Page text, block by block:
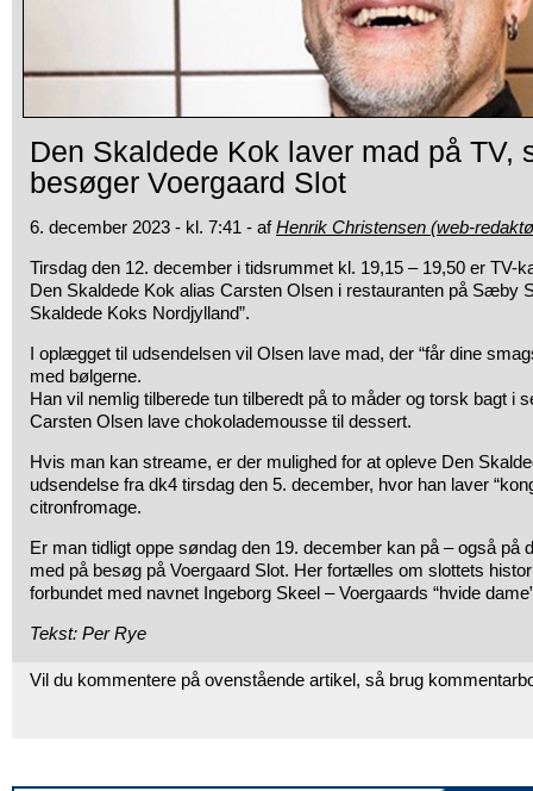
Den Skaldede Kok laver mad på TV,
besøger Voergaard Slot
6. december 2023 - kl. 7:41 - afHenrik Christensen (web-
Tirsdag den 12. december i tidsrummet kl. 19,15 – 19,50 er TV-
Den Skaldede Kok alias Carsten Olsen i restauranten på Sæby
Skaldede Koks Nordjylland”.
I oplægget til udsendelsen vil Olsen lave mad, der “får dine
med bølgerne.
Han vil nemlig tilberede tun tilberedt på to måder og torsk bagt i
Carsten Olsen lave chokolademousse til dessert.
Hvis man kan streame, er der mulighed for at opleve Den
udsendelse fra dk4 tirsdag den 5. december, hvor han laver
citronfromage.
Er man tidligt oppe søndag den 19. december kan på – også på
med på besøg på Voergaard Slot. Her fortælles om slottets
forbundet med navnet Ingeborg Skeel – Voergaards “hvide
Tekst: Per Rye
Vil du kommentere på ovenstående artikel, så brug